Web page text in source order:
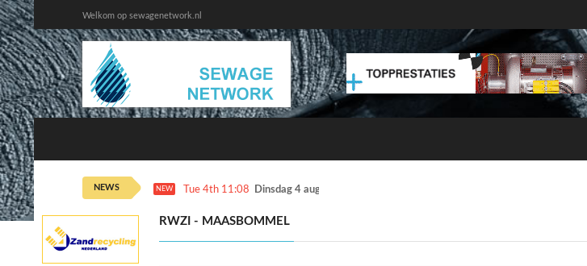
Welkom op sewagenetwork.nl
NEWS NEW Tue 4th 11:08 Dinsdag 4 augustus kans op smog door ozon
RWZI - MAASBOMMEL